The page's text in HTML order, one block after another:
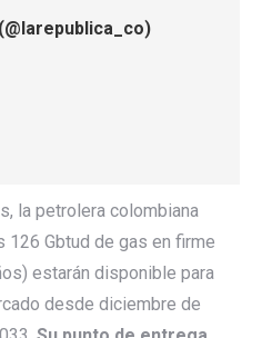
la petrolera colombiana
Gbtud de gas en firme
estarán disponible para
desde diciembre de